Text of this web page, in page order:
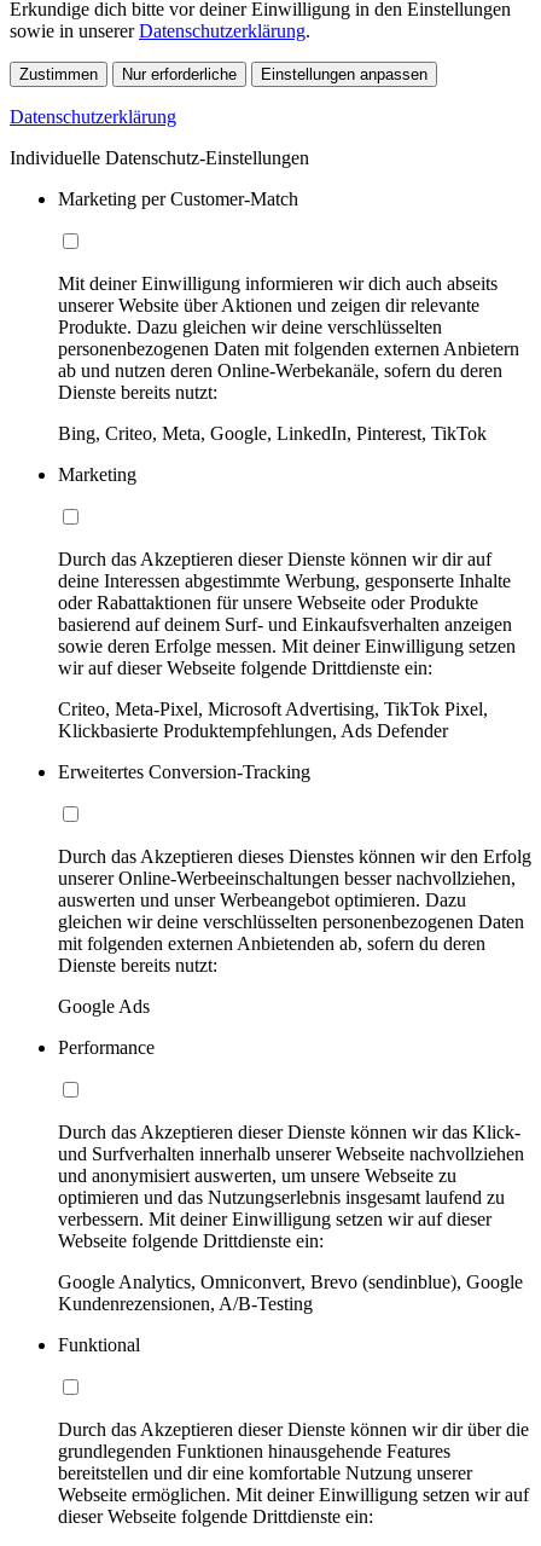
Erkundige dich bitte vor deiner Einwilligung in den Einstellungen
sowie in unsererDatenschutzerklärung.
Zustimmen Nur erforderliche Einstellungen anpassen
Datenschutzerklärung
Individuelle Datenschutz-Einstellungen
Marketing per Customer-Match
Mit deiner Einwilligung informieren wir dich auch abseits
unserer Website über Aktionen und zeigen dir relevante
Produkte. Dazu gleichen wir deine verschlüsselten
personenbezogenen Daten mit folgenden externen Anbietern
ab und nutzen deren Online-Werbekanäle, sofern du deren
Dienste bereits nutzt:
Bing, Criteo, Meta, Google, LinkedIn, Pinterest, TikTok
Marketing
Durch das Akzeptieren dieser Dienste können wir dir auf
deine Interessen abgestimmte Werbung, gesponserte Inhalte
oder Rabattaktionen für unsere Webseite oder Produkte
basierend auf deinem Surf- und Einkaufsverhalten anzeigen
sowie deren Erfolge messen. Mit deiner Einwilligung setzen
wir auf dieser Webseite folgende Drittdienste ein:
Criteo, Meta-Pixel, Microsoft Advertising, TikTok Pixel,
Klickbasierte Produktempfehlungen, Ads Defender
Erweitertes Conversion-Tracking
Durch das Akzeptieren dieses Dienstes können wir den Erfolg
unserer Online-Werbeeinschaltungen besser nachvollziehen,
auswerten und unser Werbeangebot optimieren. Dazu
gleichen wir deine verschlüsselten personenbezogenen Daten
mit folgenden externen Anbietenden ab, sofern du deren
Dienste bereits nutzt:
Google Ads
Performance
Durch das Akzeptieren dieser Dienste können wir das Klick-
und Surfverhalten innerhalb unserer Webseite nachvollziehen
und anonymisiert auswerten, um unsere Webseite zu
optimieren und das Nutzungserlebnis insgesamt laufend zu
verbessern. Mit deiner Einwilligung setzen wir auf dieser
Webseite folgende Drittdienste ein:
Google Analytics, Omniconvert, Brevo (sendinblue), Google
Kundenrezensionen, A/B-Testing
Funktional
Durch das Akzeptieren dieser Dienste können wir dir über die
grundlegenden Funktionen hinausgehende Features
bereitstellen und dir eine komfortable Nutzung unserer
Webseite ermöglichen. Mit deiner Einwilligung setzen wir auf
dieser Webseite folgende Drittdienste ein: